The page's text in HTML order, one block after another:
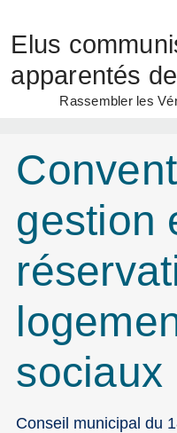
Elus
apparentés
Rassembler les
gestion
sociaux
Conseil municipal du